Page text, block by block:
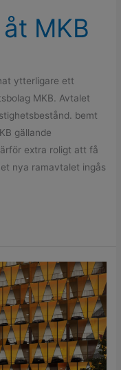
MKB
ytterligare ett
MKB. Avtalet
bemt
gällande
extra roligt att få
nya ramavtalet ingås